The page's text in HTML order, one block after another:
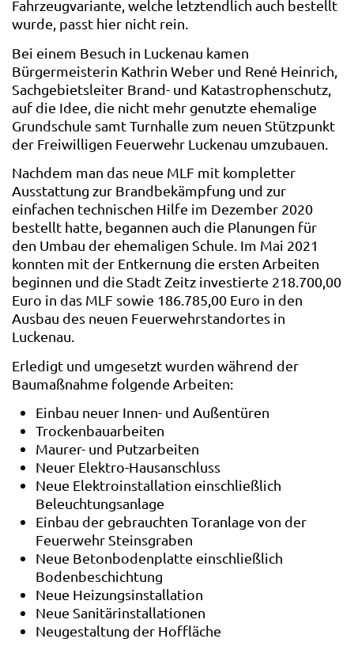
Fahrzeugvariante, welche letztendlich auch bestellt
wurde, passt hier nicht rein.
Bei einem Besuch in Luckenau kamen
Bürgermeisterin Kathrin Weber und René Heinrich,
Sachgebietsleiter Brand- und Katastrophenschutz,
auf die Idee, die nicht mehr genutzte ehemalige
Grundschule samt Turnhalle zum neuen Stützpunkt
der Freiwilligen Feuerwehr Luckenau umzubauen.
Nachdem man das neue MLF mit kompletter
Ausstattung zur Brandbekämpfung und zur
einfachen technischen Hilfe im Dezember 2020
bestellt hatte, begannen auch die Planungen für
den Umbau der ehemaligen Schule. Im Mai 2021
konnten mit der Entkernung die ersten Arbeiten
beginnen und die Stadt Zeitz investierte 218.700,00
Euro in das MLF sowie 186.785,00 Euro in den
Ausbau des neuen Feuerwehrstandortes in
Luckenau.
Erledigt und umgesetzt wurden während der
Baumaßnahme folgende Arbeiten:
Einbau neuer Innen- und Außentüren
Trockenbauarbeiten
Maurer- und Putzarbeiten
Neuer Elektro-Hausanschluss
Neue Elektroinstallation einschließlich
Beleuchtungsanlage
Einbau der gebrauchten Toranlage von der
Feuerwehr Steinsgraben
Neue Betonbodenplatte einschließlich
Bodenbeschichtung
Neue Heizungsinstallation
Neue Sanitärinstallationen
Neugestaltung der Hoffläche